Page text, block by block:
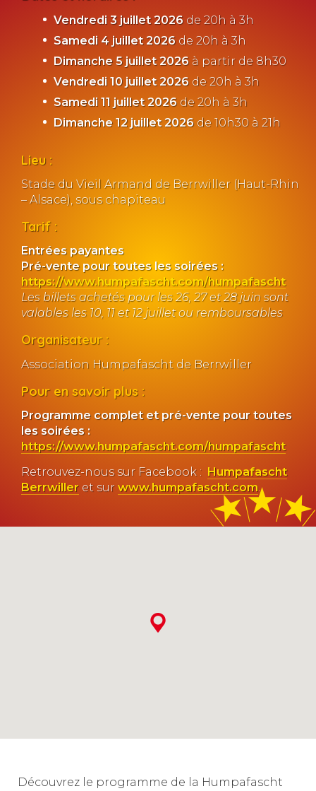
Vendredi 3 juillet 2026 de 20h à 3h
Samedi 4 juillet 2026 de 20h à 3h
Dimanche 5 juillet 2026 à partir de 8h30
Vendredi 10 juillet 2026 de 20h à 3h
Samedi 11 juillet 2026 de 20h à 3h
Dimanche 12 juillet 2026 de 10h30 à 21h
Lieu :
Stade du Vieil Armand de Berrwiller (Haut-Rhin
– Alsace), sous chapiteau
Tarif :
Entrées payantes
Pré-vente pour toutes les soirées :
https://www.humpafascht.com/humpafascht
Les billets achetés pour les 26, 27 et 28 juin sont
valables les 10, 11 et 12 juillet ou remboursables
Organisateur :
Association Humpafascht de Berrwiller
Pour en savoir plus :
Programme complet et pré-vente pour toutes
les soirées :
https://www.humpafascht.com/humpafascht
Retrouvez-nous sur Facebook : Humpafascht
Berrwiller et sur www.humpafascht.com
Découvrez le programme de la Humpafascht